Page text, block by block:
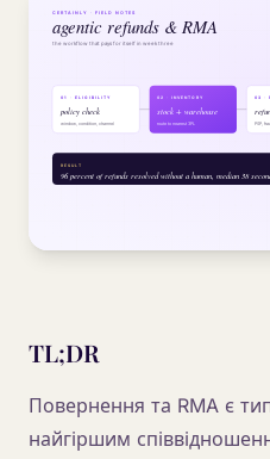
TL;DR
Повернення та RMA є
найгіршим